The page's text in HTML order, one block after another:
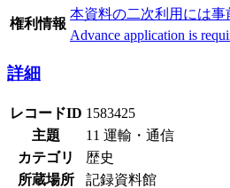
権利情報
本資料の二次利用には
Advance application is
詳細
レコードID 1583425
主題
11 運輸・通信
カテゴリ
歴史
所蔵場所
記録資料館